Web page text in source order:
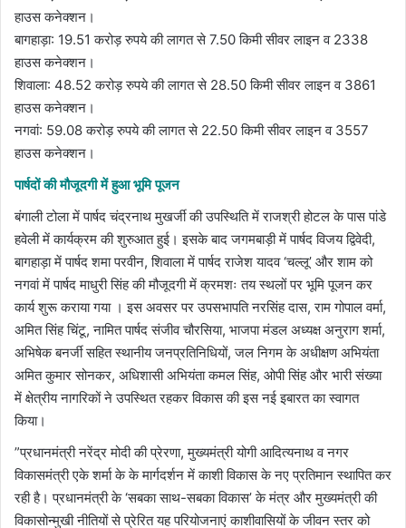
हाउस कनेक्शन।
​बागहाड़ा: 19.51 करोड़ रुपये की लागत से 7.50 किमी सीवर लाइन व 2338
हाउस कनेक्शन।
​शिवाला: 48.52 करोड़ रुपये की लागत से 28.50 किमी सीवर लाइन व 3861
हाउस कनेक्शन।
​नगवां: 59.08 करोड़ रुपये की लागत से 22.50 किमी सीवर लाइन व 3557
हाउस कनेक्शन।
​पार्षदों की मौजूदगी में हुआ भूमि पूजन
बंगाली टोला में पार्षद चंद्रनाथ मुखर्जी की उपस्थिति में राजश्री होटल के पास पांडे
हवेली में कार्यक्रम की शुरुआत हुई। इसके बाद जगमबाड़ी में पार्षद विजय द्विवेदी,
बागहाड़ा में पार्षद शमा परवीन, शिवाला में पार्षद राजेश यादव ‘चल्लू’ और शाम को
नगवां में पार्षद माधुरी सिंह की मौजूदगी में क्रमशः तय स्थलों पर भूमि पूजन कर
कार्य शुरू कराया गया । इस अवसर पर उपसभापति नरसिंह दास, राम गोपाल वर्मा,
अमित सिंह चिंटू, नामित पार्षद संजीव चौरसिया, भाजपा मंडल अध्यक्ष अनुराग शर्मा,
अभिषेक बनर्जी सहित स्थानीय जनप्रतिनिधियों, जल निगम के अधीक्षण अभियंता
अमित कुमार सोनकर, अधिशासी अभियंता कमल सिंह, ओपी सिंह और भारी संख्या
में क्षेत्रीय नागरिकों ने उपस्थित रहकर विकास की इस नई इबारत का स्वागत
किया।
​”प्रधानमंत्री नरेंद्र मोदी की प्रेरणा, मुख्यमंत्री योगी आदित्यनाथ व नगर
विकासमंत्री एके शर्मा के के मार्गदर्शन में काशी विकास के नए प्रतिमान स्थापित कर
रही है। प्रधानमंत्री के ‘सबका साथ-सबका विकास’ के मंत्र और मुख्यमंत्री की
विकासोन्मुखी नीतियों से प्रेरित यह परियोजनाएं काशीवासियों के जीवन स्तर को